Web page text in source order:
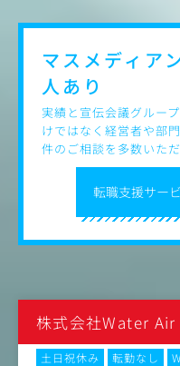
安楽亭は、食の「安全
厚い支持をいただき発
2030年までにグループ
て、国内外への積極的
の開発やDXへの取り組
動きを活発化させていま
一方で、飲食をめぐる
特にインターネット社
味が多様化し、食事に
だけでなく、それらの
代に、安楽亭コーポレ
えていくために動画を活
出・監督の動画クリエイ
転職支援サー
マスメディア
人あり
実績と宣伝会議グルー
けではなく経営者や部
件のご相談を多数いただ
株式会社Water Air
土日祝休み 転勤なし